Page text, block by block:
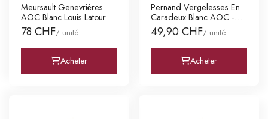
Meursault Genevrières
AOC Blanc Louis Latour
78 CHF/ unité
Acheter
Pernand Vergelesses En
Caradeux Blanc AOC -
1er C
49,90 CHF/ unité
Acheter